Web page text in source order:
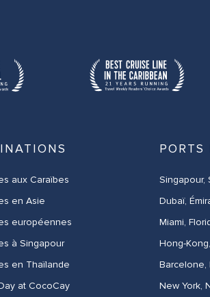
aux Caraïbes
en Asie
européennes
à Singapour
en Thaïlande
at CocoCay
PORTS
Singapour,
Dubaï,
Miami,
Hong-
Barcelone,
New York,